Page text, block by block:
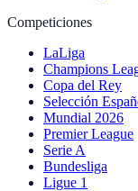
Competiciones
LaLiga
Champions
Copa del Rey
Selección
Mundial 2026
Premier League
Serie A
Bundesliga
Ligue 1